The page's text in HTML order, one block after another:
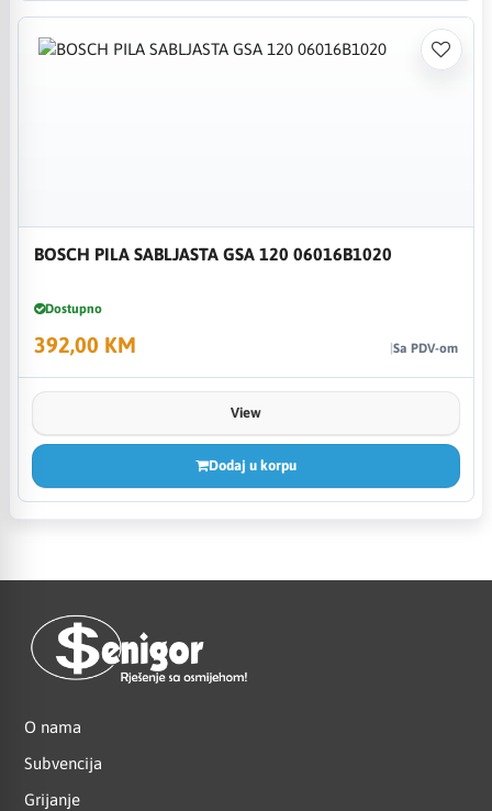
BOSCH PILA SABLJASTA GSA 120 06016B1020
Dostupno
392,00 KM Sa PDV-om
View
Dodaj u korpu
O nama
Subvencija
Grijanje